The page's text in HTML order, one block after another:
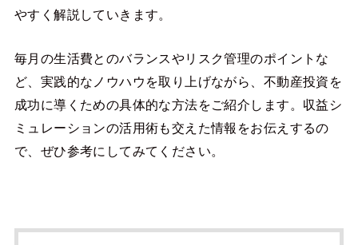
やすく解説していきます。
毎月の生活費とのバランスやリスク管理のポイントな
ど、実践的なノウハウを取り上げながら、不動産投資を
成功に導くための具体的な方法をご紹介します。収益シ
ミュレーションの活用術も交えた情報をお伝えするの
で、ぜひ参考にしてみてください。